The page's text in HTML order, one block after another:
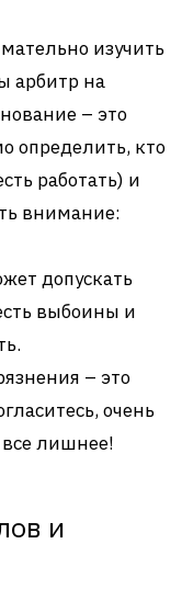
изучить
арбитр на
– это
определить, кто
работать) и
внимание:
допускать
выбоины и
– это
очень
лишнее!
и